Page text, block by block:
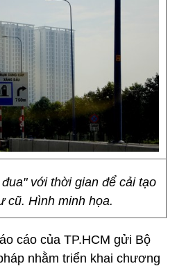
với thời gian để cải tạo
cũ. Hình minh họa.
cáo của TP.HCM gửi Bộ
nhằm triển khai chương